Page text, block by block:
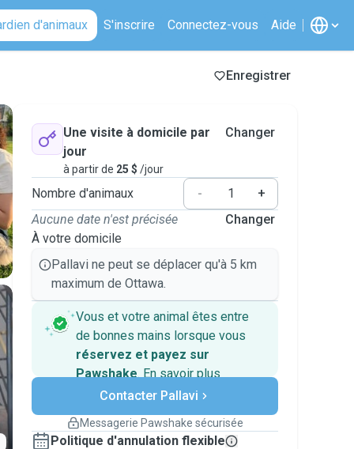
d'animaux S'inscrire Connectez-vous Aide
Enregistrer
Une visite à domicile par
jour
à partir de 25 $ /jour
Changer
Nombre d'animaux -
+
Aucune date n'est précisée
À votre domicile
Changer
Pallavi ne peut se déplacer qu'à 5 km
maximum de Ottawa.
Vous et votre animal êtes entre
de bonnes mains lorsque vous
réservez et payez sur
Pawshake. En savoir plus
Paiements sécurisés
Assistance en cas de
Réservations couvertes par
nos garanties
Contacter Pallavi
Messagerie Pawshake sécurisée
Politique d'annulation flexible